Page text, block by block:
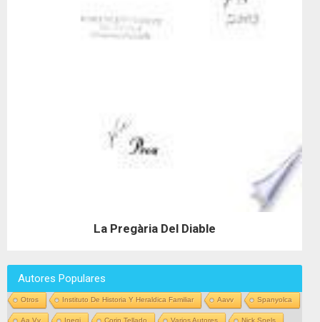
La Pregària Del Diable
Autores Populares
Otros Instituto De Historia Y Heraldica Familiar Aavv Spanyolca
Aa Vv Inegi Corin Tellado Varios Autores Nick Snels